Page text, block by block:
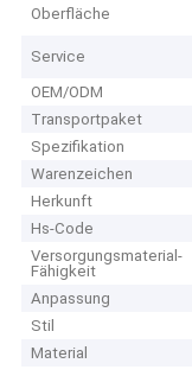
Oberfläche
Service
OEM/ODM
Transportpaket
Spezifikation
Warenzeichen
Herkunft
Hs-Code
Versorgungsmaterial-
Fähigkeit
Anpassung
Stil
Material